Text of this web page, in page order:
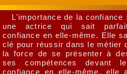
L'importance de la
une actrice qui sait
confiance en elle-même. Elle
clé pour réussir dans le métier
la force de se présenter à
ses compétences devant
confiance en elle-même, elle